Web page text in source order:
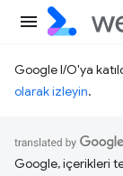
Google I/O'ya
olarak izleyin.
Google, içerikleri